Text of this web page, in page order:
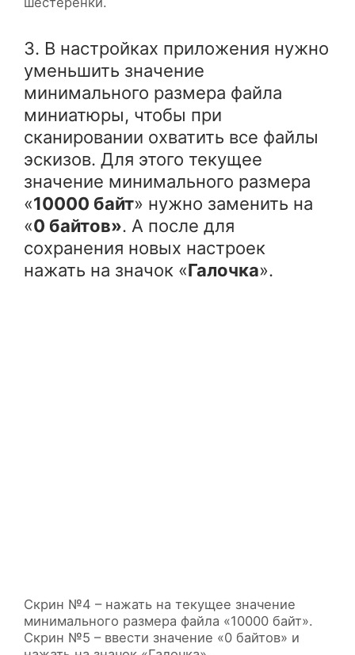
3. В настройках приложения нужно
уменьшить значение
минимального размера файла
миниатюры, чтобы при
сканировании охватить все файлы
эскизов. Для этого текущее
значение минимального размера
«10000 байт» нужно заменить на
«0 байтов». А после для
сохранения новых настроек
нажать на значок «Галочка».
Скрин №4 – нажать на текущее значение
минимального размера файла «10000 байт».
Скрин №5 – ввести значение «0 байтов» и